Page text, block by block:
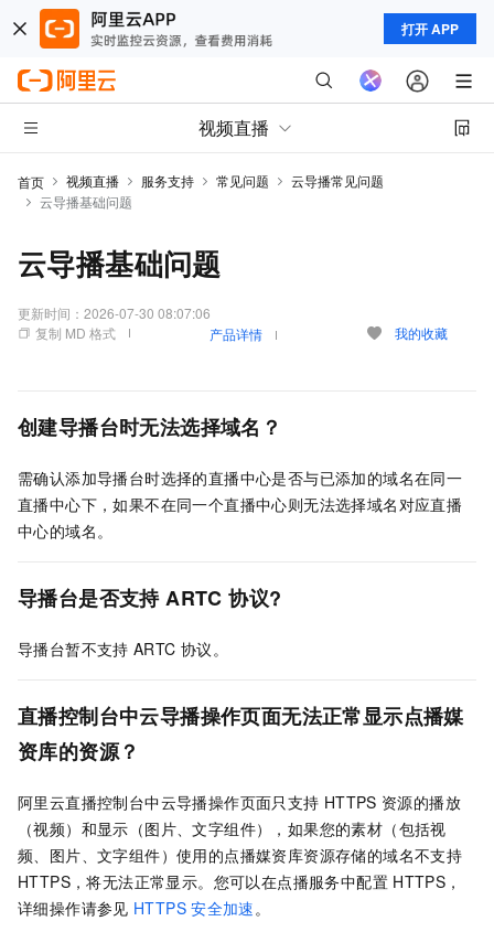
打开 APP
视频直播
首页 视频直播 服务支持 常见问题
云导播常见问题
云导播基础问题
云导播基础问题
更新时间： 2026-07-30 08:07:06
复制 MD 格式
产品详情 我的收藏
创建导播台时无法选择域名？
需确认添加导播台时选择的直播中心是否与已添加的域名在同一
直播中心下，如果不在同一个直播中心则无法选择域名对应直播
中心的域名。
导播台是否支持 ARTC 协议?
导播台暂不支持 ARTC 协议。
直播控制台中云导播操作页面无法正常显示点播媒
资库的资源？
阿里云直播控制台中云导播操作页面只支持 HTTPS 资源的播放
（视频）和显示（图片、文字组件），如果您的素材（包括视
频、图片、文字组件）使用的点播媒资库资源存储的域名不支持
HTTPS，将无法正常显示。您可以在点播服务中配置 HTTPS，
详细操作请参见 HTTPS 安全加速。